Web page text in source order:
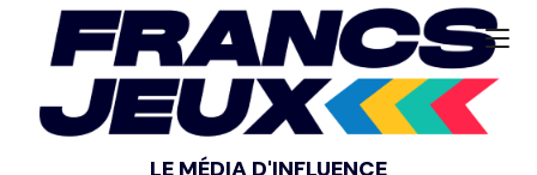
LE MÉDIA D'INFLUENCE